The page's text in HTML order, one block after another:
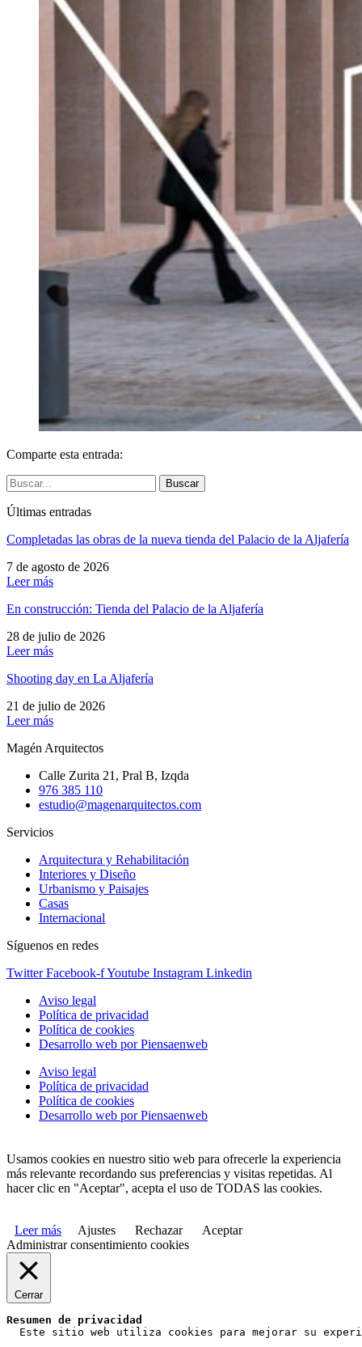
Comparte esta entrada:
Buscar
Últimas entradas
Completadas las obras de la nueva tienda del Palacio de la Aljafería
7 de agosto de 2026
Leer más
En construcción: Tienda del Palacio de la Aljafería
28 de julio de 2026
Leer más
Shooting day en La Aljafería
21 de julio de 2026
Leer más
Magén Arquitectos
Calle Zurita 21, Pral B, Izqda
976 385 110
estudio@magenarquitectos.com
Servicios
Arquitectura y Rehabilitación
Interiores y Diseño
Urbanismo y Paisajes
Casas
Internacional
Síguenos en redes
Twitter Facebook-fYoutube Instagram Linkedin
Aviso legal
Política de privacidad
Política de cookies
Desarrollo web por Piensaenweb
Aviso legal
Política de privacidad
Política de cookies
Desarrollo web por Piensaenweb
Usamos cookies en nuestro sitio web para ofrecerle la experiencia
más relevante recordando sus preferencias y visitas repetidas. Al
hacer clic en "Aceptar", acepta el uso de TODAS las cookies.
Leer más Ajustes Rechazar
Aceptar
Administrar consentimiento cookies
Cerrar
Resumen de privacidad
Este sitio web utiliza cookies para mejorar su